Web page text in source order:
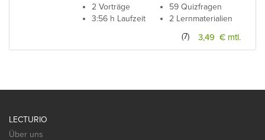
2 Vorträge
3:56 h Laufzeit
59 Quizfragen
2 Lernmaterialien
3,49 € mtl.
(7)
LECTURIO
Über uns